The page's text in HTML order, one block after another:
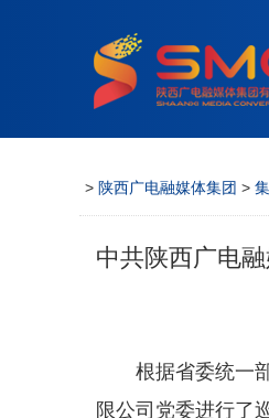
> 陕西广电融媒体集团 >
中共陕西广电
根据省委统一
限公司党委进行了